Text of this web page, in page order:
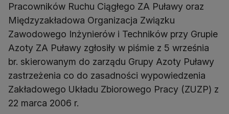
Pracowników Ruchu Ciągłego ZA Puławy oraz
Międzyzakładowa Organizacja Związku
Zawodowego Inżynierów i Techników przy Grupie
Azoty ZA Puławy zgłosiły w piśmie z 5 września
br. skierowanym do zarządu Grupy Azoty Puławy
zastrzeżenia co do zasadności wypowiedzenia
Zakładowego Układu Zbiorowego Pracy (ZUZP) z
22 marca 2006 r.